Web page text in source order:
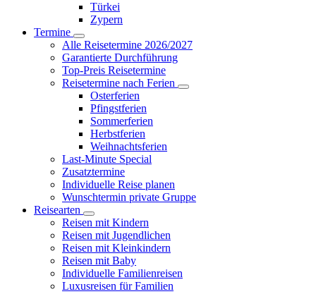
Türkei
Zypern
Termine
Alle Reisetermine 2026/2027
Garantierte Durchführung
Top-Preis Reisetermine
Reisetermine nach Ferien
Osterferien
Pfingstferien
Sommerferien
Herbstferien
Weihnachtsferien
Last-Minute Special
Zusatztermine
Individuelle Reise planen
Wunschtermin private Gruppe
Reisearten
Reisen mit Kindern
Reisen mit Jugendlichen
Reisen mit Kleinkindern
Reisen mit Baby
Individuelle Familienreisen
Luxusreisen für Familien